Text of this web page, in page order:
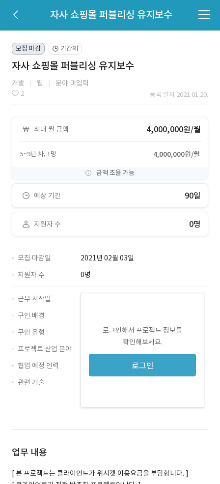
자사 쇼핑몰 퍼블리싱 유지보수
모집 마감 🕒 기간제
자사 쇼핑몰 퍼블리싱 유지보수
개발 웹 분야 미입력
2 등록 일자 2021.01.20.
최대 월 금액 4,000,000원/월
5~9년 차, 1명 4,000,000원/월
금액 조율 가능
예상 기간 90일
지원자 수 0명
모집 마감일
2021년 02월 03일
지원자 수
0명
로그인해서 프로젝트 정보를
확인해보세요.
로그인
근무 시작일
구인 배경
구인 유형
프로젝트 산업 분야
협업 예정 인력
관련 기술
업무 내용
[ 본 프로젝트는 클라이언트가 위시켓 이용요금을 부담합니다. ]